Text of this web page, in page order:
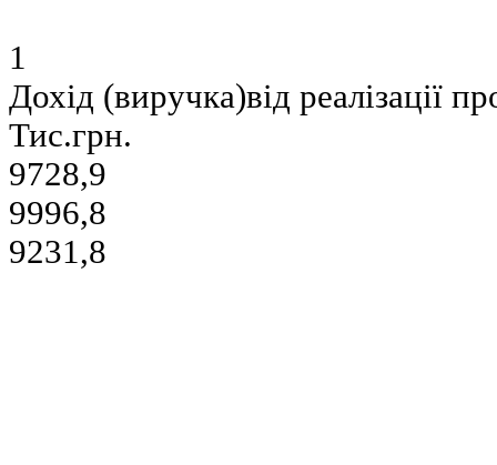
1
Дохід (виручка)від реалізації
Тис.грн.
9728,9
9996,8
9231,8